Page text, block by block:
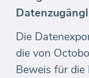
Die
die von
Beweis für die